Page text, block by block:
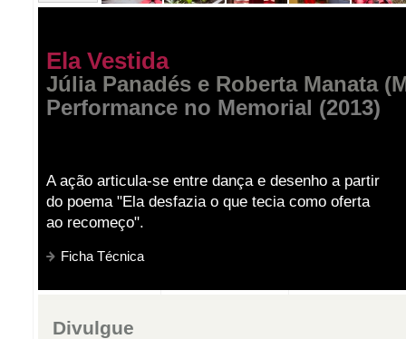
Ela Vestida
Júlia Panadés e Roberta Manata
Performance no Memorial (2013)
A ação articula-se entre dança e desenho a partir
do poema "Ela desfazia o que tecia como oferta
ao recomeço".
Ficha Técnica
Divulgue